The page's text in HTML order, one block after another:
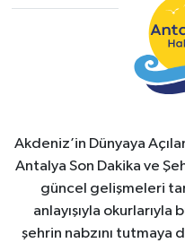
Akdeniz’in Dünyaya
Antalya Son Dakika ve
güncel gelişmeleri
anlayışıyla
şehrin nabzını tutmaya